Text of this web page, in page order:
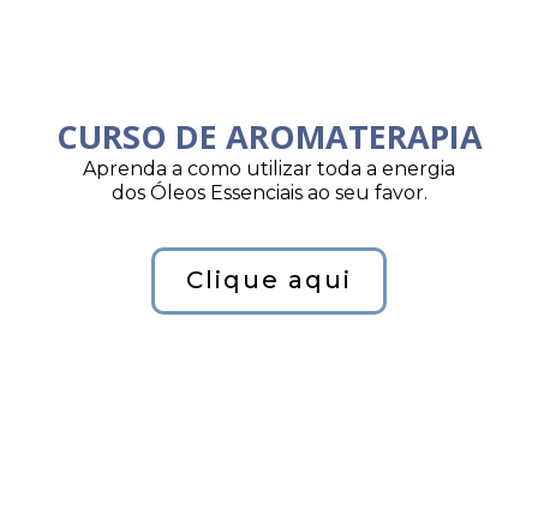
CURSO DE AROMATERAPIA
Aprenda a como utilizar toda a energia
dos Óleos Essenciais ao seu favor.
Clique aqui